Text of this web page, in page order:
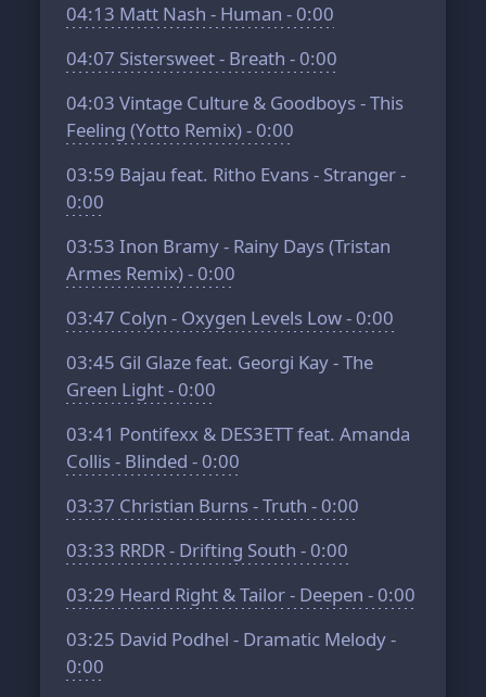
04:13 Matt Nash - Human - 0:00
04:07 Sistersweet - Breath - 0:00
04:03 Vintage Culture & Goodboys - This
Feeling (Yotto Remix) - 0:00
03:59 Bajau feat. Ritho Evans - Stranger -
0:00
03:53 Inon Bramy - Rainy Days (Tristan
Armes Remix) - 0:00
03:47 Colyn - Oxygen Levels Low - 0:00
03:45 Gil Glaze feat. Georgi Kay - The
Green Light - 0:00
03:41 Pontifexx & DES3ETT feat. Amanda
Collis - Blinded - 0:00
03:37 Christian Burns - Truth - 0:00
03:33 RRDR - Drifting South - 0:00
03:29 Heard Right & Tailor - Deepen - 0:00
03:25 David Podhel - Dramatic Melody -
0:00